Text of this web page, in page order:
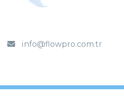
info@flowpro.com.tr